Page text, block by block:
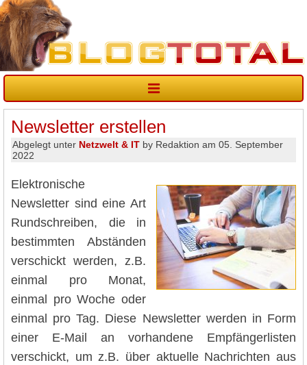
Newsletter erstellen
Abgelegt unter Netzwelt & IT by Redaktion am 05. September
2022
Elektronische
Newsletter sind eine Art
Rundschreiben, die in
bestimmten Abständen
verschickt werden, z.B.
einmal pro Monat,
einmal pro Woche oder
einmal pro Tag. Diese Newsletter werden in Form
einer E-Mail an vorhandene Empfängerlisten
verschickt, um z.B. über aktuelle Nachrichten aus